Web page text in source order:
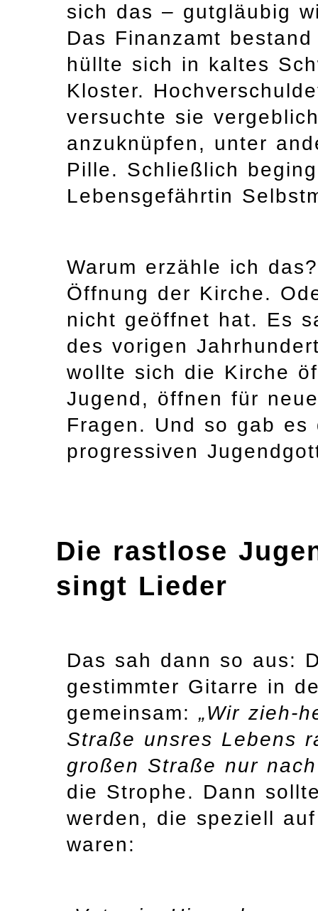
sich das – gutgläubig
Das Finanzamt
hüllte sich in kaltes
Kloster.
versuchte sie
anzuknüpfen, unter
Pille. Schließlich
Lebensgefährtin
Warum erzähle ich
Öffnung der Kirche.
nicht geöffnet hat. Es
des vorigen
wollte sich die Kirche
Jugend, öffnen für
Fragen. Und so gab es
progressiven
Die rastlose
singt Lieder
Das sah dann so aus:
gestimmter Gitarre in
gemeinsam:„Wir zieh-
Straße unsres Lebens
großen Straße nur
die Strophe. Dann
werden, die speziell
waren: